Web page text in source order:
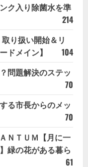
ク入り除菌水を準
214
取り扱い開始＆リ
ドメイン】
104
問題解決のステッ
70
る市長からのメッ
70
ＮＴＵＭ【月に一
緑の花がある暮ら
61